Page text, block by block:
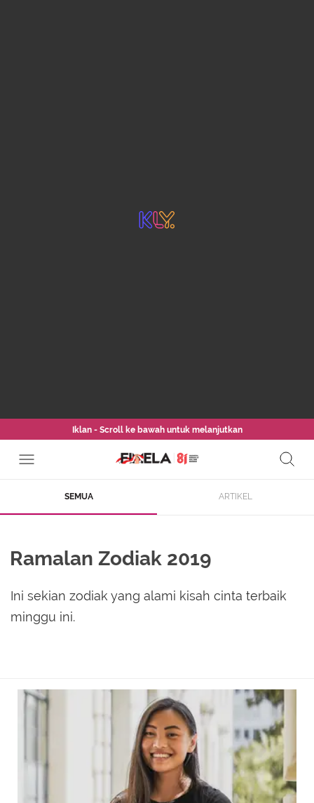
Iklan - Scroll ke bawah untuk melanjutkan
SEMUA ARTIKEL
Ramalan Zodiak 2019
Ini sekian zodiak yang alami kisah cinta terbaik
minggu ini.